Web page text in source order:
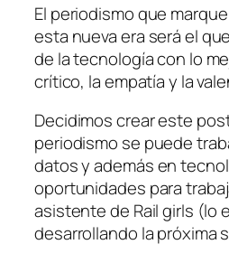
El periodismo que
esta nueva era será el
de la tecnología con lo
crítico, la empatía y la
Decidimos crear este
periodismo se puede
datos y además en
oportunidades para
asistente de Rail girls (lo
desarrollando la próxima